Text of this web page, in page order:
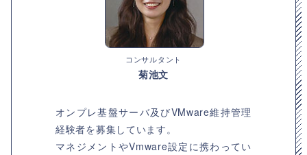
コンサルタント
菊池文
オンプレ基盤サーバ及びVMware維持管理
経験者を募集しています。
マネジメントやVmware設定に携わってい